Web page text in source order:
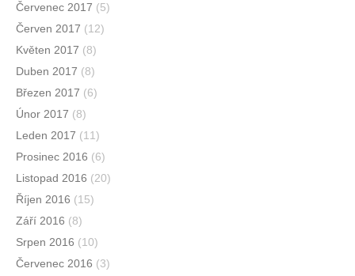
Červenec 2017 (5)
Červen 2017 (12)
Květen 2017 (8)
Duben 2017 (8)
Březen 2017 (6)
Únor 2017 (8)
Leden 2017 (11)
Prosinec 2016 (6)
Listopad 2016 (20)
Říjen 2016 (15)
Září 2016 (8)
Srpen 2016 (10)
Červenec 2016 (3)